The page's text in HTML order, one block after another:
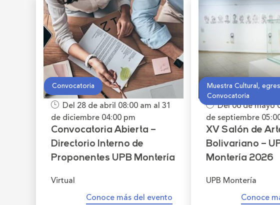
Convocatoria
Del 28 de abril 08:00 am al 31
de diciembre 04:00 pm
Convocatoria Abierta –
Directorio Interno de
Proponentes UPB Montería
Virtual
Conoce más del evento
Muestra Cultural,
Convocatoria
Del 06 de mayo
de septiembre
XV Salón de
Bolivariano –
Montería 2026
UPB Montería
Conoce